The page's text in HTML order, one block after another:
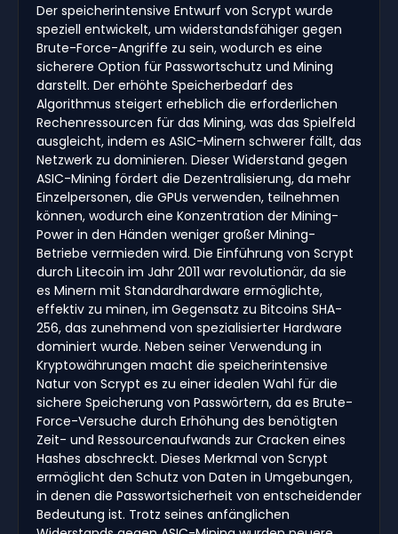
Der speicherintensive Entwurf von Scrypt wurde
speziell entwickelt, um widerstandsfähiger gegen
Brute-Force-Angriffe zu sein, wodurch es eine
sicherere Option für Passwortschutz und Mining
darstellt. Der erhöhte Speicherbedarf des
Algorithmus steigert erheblich die erforderlichen
Rechenressourcen für das Mining, was das Spielfeld
ausgleicht, indem es ASIC-Minern schwerer fällt, das
Netzwerk zu dominieren. Dieser Widerstand gegen
ASIC-Mining fördert die Dezentralisierung, da mehr
Einzelpersonen, die GPUs verwenden, teilnehmen
können, wodurch eine Konzentration der Mining-
Power in den Händen weniger großer Mining-
Betriebe vermieden wird. Die Einführung von Scrypt
durch Litecoin im Jahr 2011 war revolutionär, da sie
es Minern mit Standardhardware ermöglichte,
effektiv zu minen, im Gegensatz zu Bitcoins SHA-
256, das zunehmend von spezialisierter Hardware
dominiert wurde. Neben seiner Verwendung in
Kryptowährungen macht die speicherintensive
Natur von Scrypt es zu einer idealen Wahl für die
sichere Speicherung von Passwörtern, da es Brute-
Force-Versuche durch Erhöhung des benötigten
Zeit- und Ressourcenaufwands zur Cracken eines
Hashes abschreckt. Dieses Merkmal von Scrypt
ermöglicht den Schutz von Daten in Umgebungen,
in denen die Passwortsicherheit von entscheidender
Bedeutung ist. Trotz seines anfänglichen